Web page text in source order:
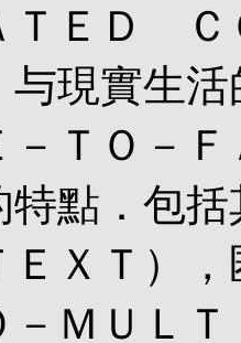
ＴＥＤ Ｃ
与現實生活
ＴＯ－
點．包括
ＸＴ）
－ＭＵＬ